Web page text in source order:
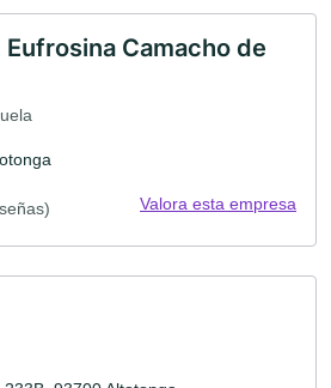
Camacho de
Valora esta empresa